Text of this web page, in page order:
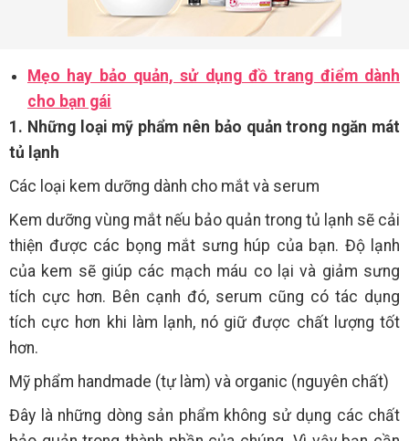
Mẹo hay bảo quản, sử dụng đồ trang điểm dành
cho bạn gái
1. Những loại mỹ phẩm nên bảo quản trong ngăn mát
tủ lạnh
Các loại kem dưỡng dành cho mắt và serum
Kem dưỡng vùng mắt nếu bảo quản trong tủ lạnh sẽ cải
thiện được các bọng mắt sưng húp của bạn. Độ lạnh
của kem sẽ giúp các mạch máu co lại và giảm sưng
tích cực hơn. Bên cạnh đó, serum cũng có tác dụng
tích cực hơn khi làm lạnh, nó giữ được chất lượng tốt
hơn.
Mỹ phẩm handmade (tự làm) và organic (nguyên chất)
Đây là những dòng sản phẩm không sử dụng các chất